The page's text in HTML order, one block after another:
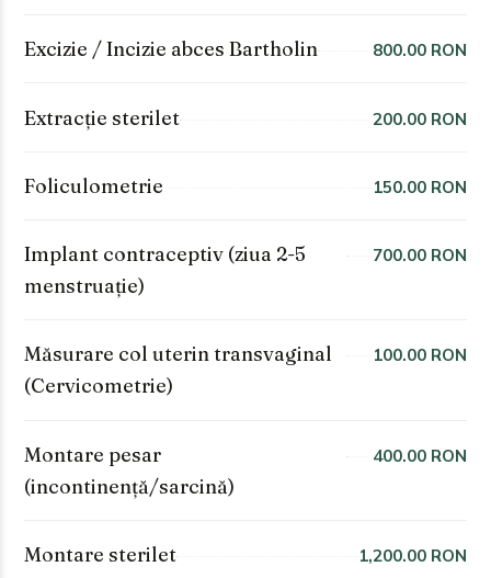
Excizie / Incizie abces Bartholin 800.00 RON
Extracție sterilet 200.00 RON
Foliculometrie 150.00 RON
Implant contraceptiv (ziua 2-5
menstruație)
700.00 RON
Măsurare col uterin transvaginal
(Cervicometrie)
100.00 RON
Montare pesar
(incontinență/sarcină)
400.00 RON
Montare sterilet 1,200.00 RON